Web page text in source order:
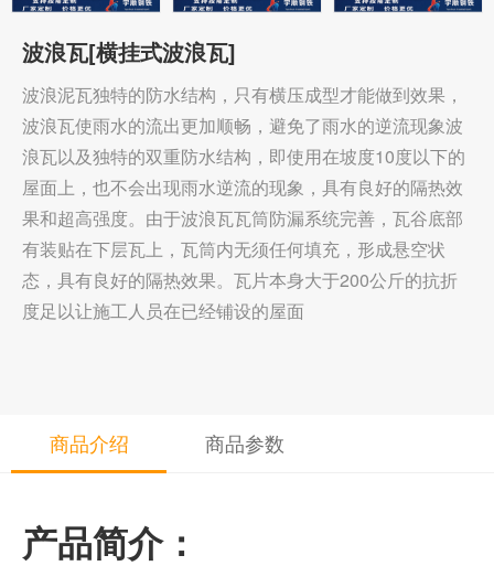
波浪瓦[横挂式波浪瓦]
波浪泥瓦独特的防水结构，只有横压成型才能做到效果，
波浪瓦使雨水的流出更加顺畅，避免了雨水的逆流现象波
浪瓦以及独特的双重防水结构，即使用在坡度10度以下的
屋面上，也不会出现雨水逆流的现象，具有良好的隔热效
果和超高强度。由于波浪瓦瓦筒防漏系统完善，瓦谷底部
有装贴在下层瓦上，瓦筒内无须任何填充，形成悬空状
态，具有良好的隔热效果。瓦片本身大于200公斤的抗折
度足以让施工人员在已经铺设的屋面
商品介绍 商品参数
产品简介：